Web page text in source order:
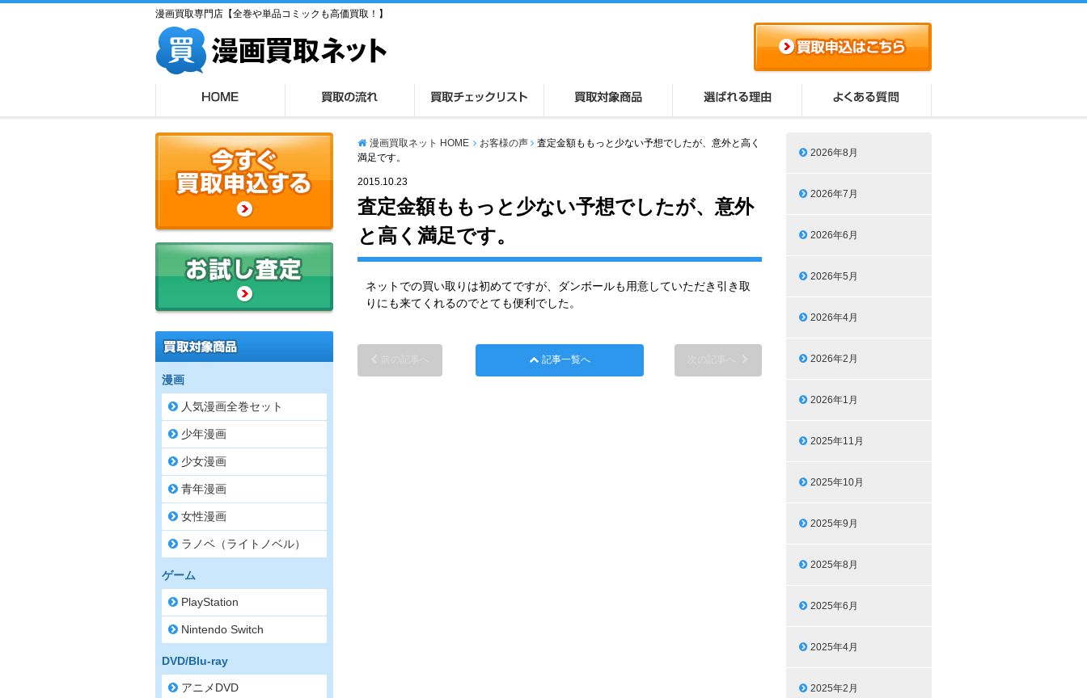
漫画買取専門店【全巻や単品コミックも高価買取！】
漫画買取ネット HOME お客様の声
査定金額ももっと少ない予想でしたが、意外と高く
満足です。
2015.10.23
査定金額ももっと少ない予想でしたが、意外
と高く満足です。
ネットでの買い取りは初めてですが、ダンボールも用意していただき引き取
りにも来てくれるのでとても便利でした。
記事一覧へ
2026年8月
2026年7月
2026年6月
2026年5月
2026年4月
2026年2月
2026年1月
2025年11月
2025年10月
2025年9月
2025年8月
2025年6月
2025年4月
2025年2月
漫画
人気漫画全巻セット
少年漫画
少女漫画
青年漫画
女性漫画
ラノベ（ライトノベル）
ゲーム
PlayStation
Nintendo Switch
DVD/Blu-ray
アニメDVD